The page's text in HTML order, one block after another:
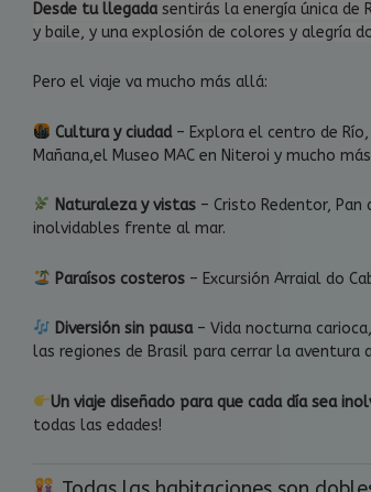
Desde tu llegada sentirás la energía única de
y baile, y una explosión de colores y alegría
Pero el viaje va mucho más allá:
Cultura y ciudad– Explora el centro de
Mañana,el Museo MAC en Niteroi y mucho
Naturaleza y vistas– Cristo Redentor, Pan
inolvidables frente al mar.
Paraísos costeros– Excursión Arraial do
Diversión sin pausa– Vida nocturna
las regiones de Brasil para cerrar la aventura
Un viaje diseñado para que cada día sea
todas las edades!